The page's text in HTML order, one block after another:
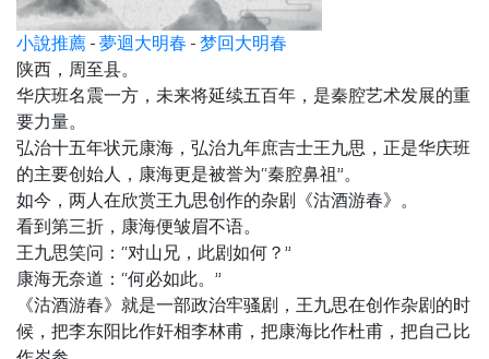
小說推薦-夢迴大明春 -梦回大明春
陕西，周至县。
华庆班名震一方，未来将延续五百年，是秦腔艺术发展的重
要力量。
弘治十五年状元康海，弘治九年庶吉士王九思，正是华庆班
的主要创始人，康海更是被誉为“秦腔鼻祖”。
如今，两人在欣赏王九思创作的杂剧《沽酒游春》。
看到第三折，康海便皱眉不语。
王九思笑问：“对山兄，此剧如何？”
康海无奈道：“何必如此。”
《沽酒游春》就是一部政治牢骚剧，王九思在创作杂剧的时
候，把李东阳比作奸相李林甫，把康海比作杜甫，把自己比